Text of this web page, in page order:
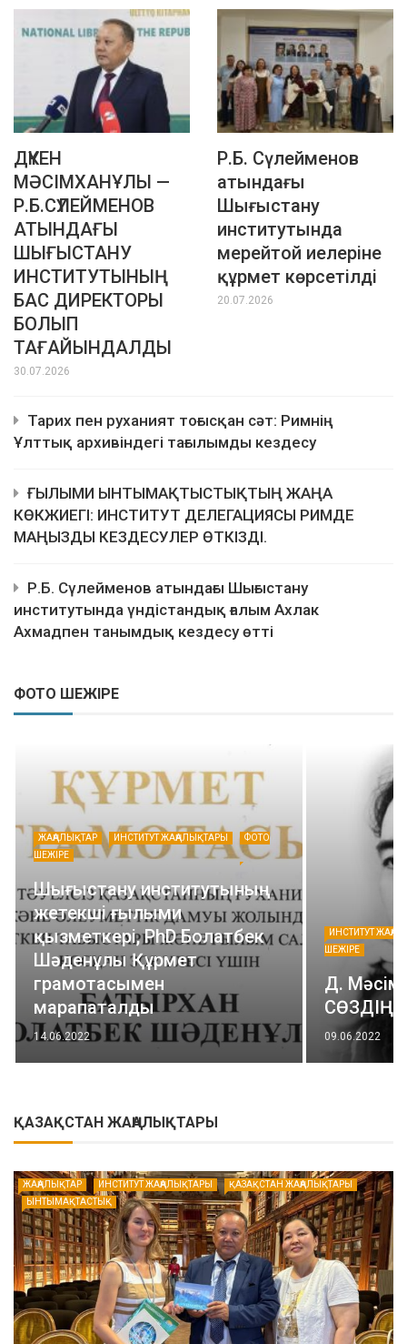
ДҮКЕН
МӘСІМХАНҰЛЫ —
Р.Б.СҮЛЕЙМЕНОВ
АТЫНДАҒЫ
ШЫҒЫСТАНУ
ИНСТИТУТЫНЫҢ
БАС ДИРЕКТОРЫ
БОЛЫП
ТАҒАЙЫНДАЛДЫ
30.07.2026
Р.Б. Сүлейменов
атындағы
Шығыстану
институтында
мерейтой иелеріне
құрмет көрсетілді
20.07.2026
Тарих пен руханият тоғысқан сәт: Римнің
Ұлттық архивіндегі тағылымды кездесу
ҒЫЛЫМИ ЫНТЫМАҚТЫСТЫҚТЫҢ ЖАҢА
КӨКЖИЕГІ: ИНСТИТУТ ДЕЛЕГАЦИЯСЫ РИМДЕ
МАҢЫЗДЫ КЕЗДЕСУЛЕР ӨТКІЗДІ.
Р.Б. Сүлейменов атындағы Шығыстану
институтында үндістандық ғалым Ахлак
Ахмадпен танымдық кездесу өтті
ФОТО ШЕЖІРЕ
ЖАҢАЛЫҚТАР ИНСТИТУТ ЖАҢАЛЫҚТАРЫ
ФОТО
ШЕЖІРЕ
Шығыстану институтының
жетекші ғылыми
қызметкері, PhD Болатбек
Шәденұлы Құрмет
грамотасымен
марапаталды
14.06.2022
ИНСТИТУТ
Д.
СӨЗДІҢ
09.06.2022
ҚАЗАҚСТАН ЖАҢАЛЫҚТАРЫ
ЖАҢАЛЫҚТАР ИНСТИТУТ ЖАҢАЛЫҚТАРЫ
ҚАЗАҚСТАН ЖАҢАЛЫҚТАРЫ
ЫНТЫМАҚТАСТЫҚ